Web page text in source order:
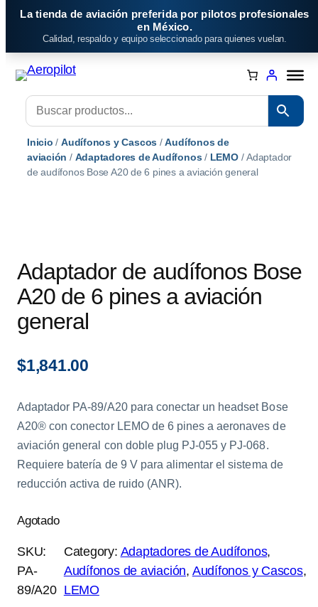
Saltar
La tienda de aviación preferida por pilotos profesionales
en México.
Calidad, respaldo y equipo seleccionado para quienes vuelan.
Inicio /Audífonos y Cascos /Audífonos de
aviación / Adaptadores de Audífonos/ LEMO/ Adaptador
de audífonos Bose A20 de 6 pines a aviación general
Adaptador de audífonos Bose
A20 de 6 pines a aviación
general
$1,841.00
Adaptador PA-89/A20 para conectar un headset Bose
A20® con conector LEMO de 6 pines a aeronaves de
aviación general con doble plug PJ-055 y PJ-068.
Requiere batería de 9 V para alimentar el sistema de
reducción activa de ruido (ANR).
Agotado
SKU:
PA-
89/A20
Category: Adaptadores de Audífonos
Audífonos de aviación, Audífonos y Cascos
LEMO